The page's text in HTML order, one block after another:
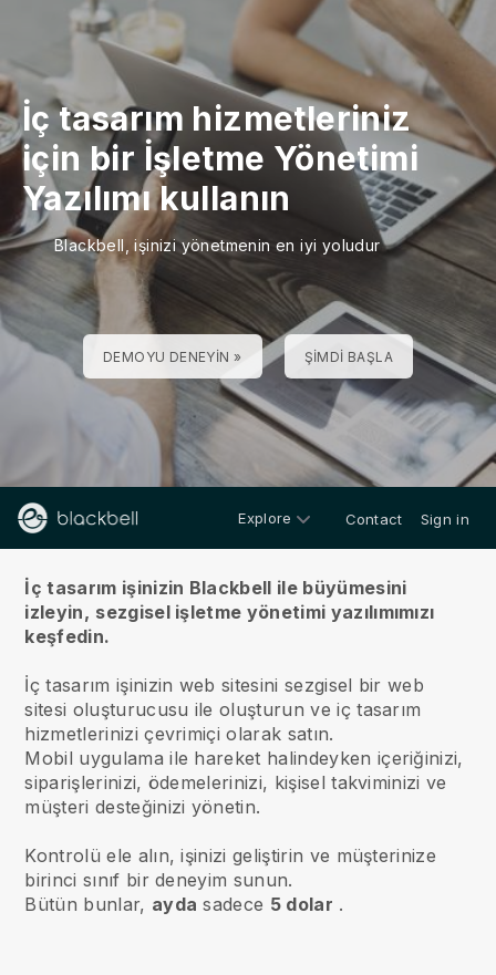
İç tasarım hizmetleriniz
için bir İşletme Yönetimi
Yazılımı kullanın
Blackbell, işinizi yönetmenin en iyi yoludur
DEMOYU DENEYIN » ŞIMDI BAŞLA
Explore Contact Sign in
İç tasarım işinizin Blackbell ile büyümesini
izleyin, sezgisel işletme yönetimi yazılımımızı
keşfedin.
İç tasarım işinizin web sitesini sezgisel bir web
sitesi oluşturucusu ile oluşturun ve iç tasarım
hizmetlerinizi çevrimiçi olarak satın.
Mobil uygulama ile hareket halindeyken içeriğinizi,
siparişlerinizi, ödemelerinizi, kişisel takviminizi ve
müşteri desteğinizi yönetin.
Kontrolü ele alın, işinizi geliştirin ve müşterinize
birinci sınıf bir deneyim sunun.
Bütün bunlar, ayda sadece 5 dolar .